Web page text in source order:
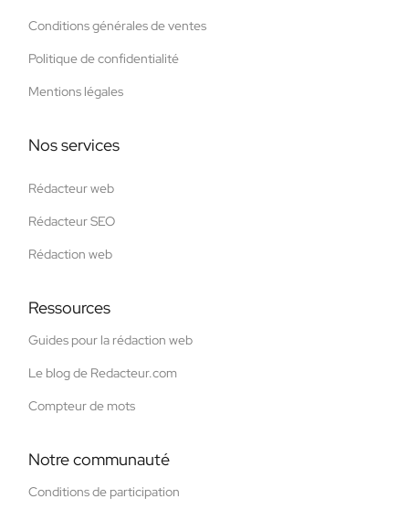
Conditions générales de ventes
Politique de confidentialité
Mentions légales
Nos services
Rédacteur web
Rédacteur SEO
Rédaction web
Ressources
Guides pour la rédaction web
Le blog de Redacteur.com
Compteur de mots
Notre communauté
Conditions de participation